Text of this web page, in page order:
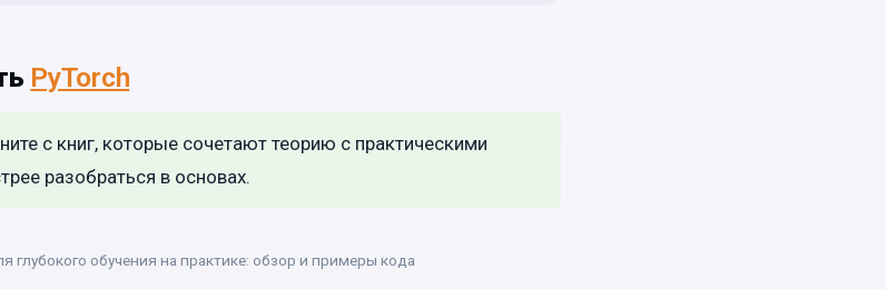
PyTorch
с книг, которые сочетают теорию с практическими
разобраться в основах.
глубокого обучения на практике: обзор и примеры кода